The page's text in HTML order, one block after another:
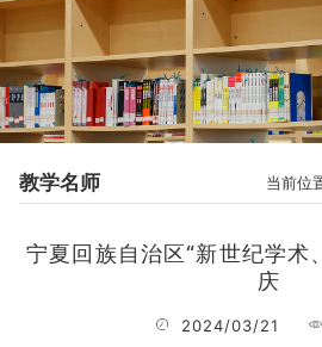
教学名师 当前位
宁夏回族自治区“新世纪学术
庆
2024/03/21